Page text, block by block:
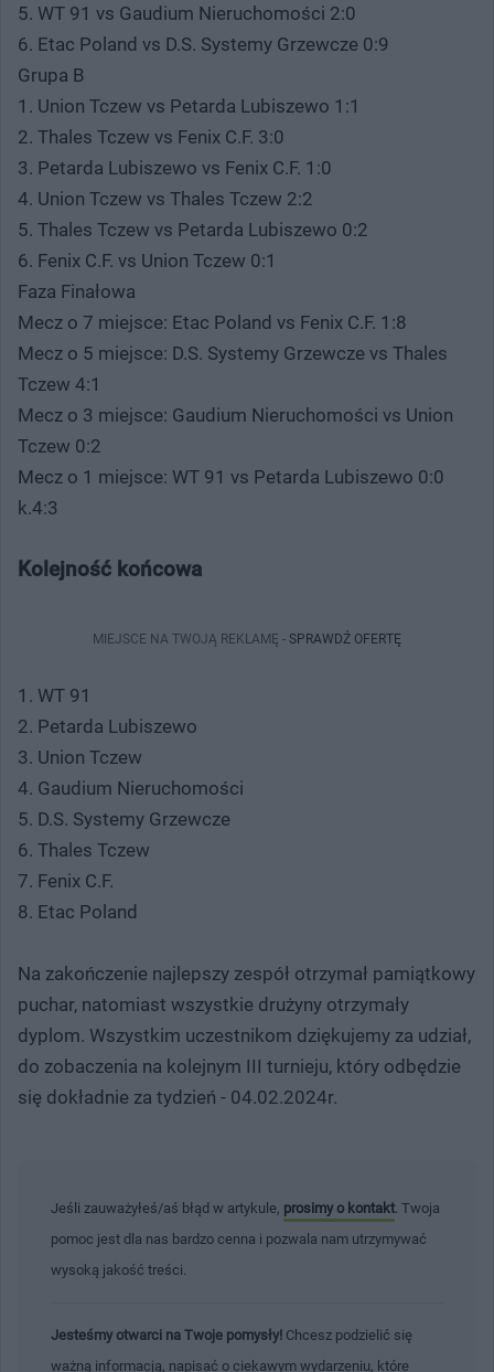
5. WT 91 vs Gaudium Nieruchomości 2:0
6. Etac Poland vs D.S. Systemy Grzewcze 0:9
Grupa B
1. Union Tczew vs Petarda Lubiszewo 1:1
2. Thales Tczew vs Fenix C.F. 3:0
3. Petarda Lubiszewo vs Fenix C.F. 1:0
4. Union Tczew vs Thales Tczew 2:2
5. Thales Tczew vs Petarda Lubiszewo 0:2
6. Fenix C.F. vs Union Tczew 0:1
Faza Finałowa
Mecz o 7 miejsce: Etac Poland vs Fenix C.F. 1:8
Mecz o 5 miejsce: D.S. Systemy Grzewcze vs Thales
Tczew 4:1
Mecz o 3 miejsce: Gaudium Nieruchomości vs Union
Tczew 0:2
Mecz o 1 miejsce: WT 91 vs Petarda Lubiszewo 0:0
k.4:3
Kolejność końcowa
MIEJSCE NA TWOJĄ REKLAMĘ - SPRAWDŹ OFERTĘ
1. WT 91
2. Petarda Lubiszewo
3. Union Tczew
4. Gaudium Nieruchomości
5. D.S. Systemy Grzewcze
6. Thales Tczew
7. Fenix C.F.
8. Etac Poland
Na zakończenie najlepszy zespół otrzymał pamiątkowy
puchar, natomiast wszystkie drużyny otrzymały
dyplom. Wszystkim uczestnikom dziękujemy za udział,
do zobaczenia na kolejnym III turnieju, który odbędzie
się dokładnie za tydzień - 04.02.2024r.
Jeśli zauważyłeś/aś błąd w artykule, prosimy o kontakt . Twoja
pomoc jest dla nas bardzo cenna i pozwala nam utrzymywać
wysoką jakość treści.
Jesteśmy otwarci na Twoje pomysły! Chcesz podzielić się
ważną informacją, napisać o ciekawym wydarzeniu, które